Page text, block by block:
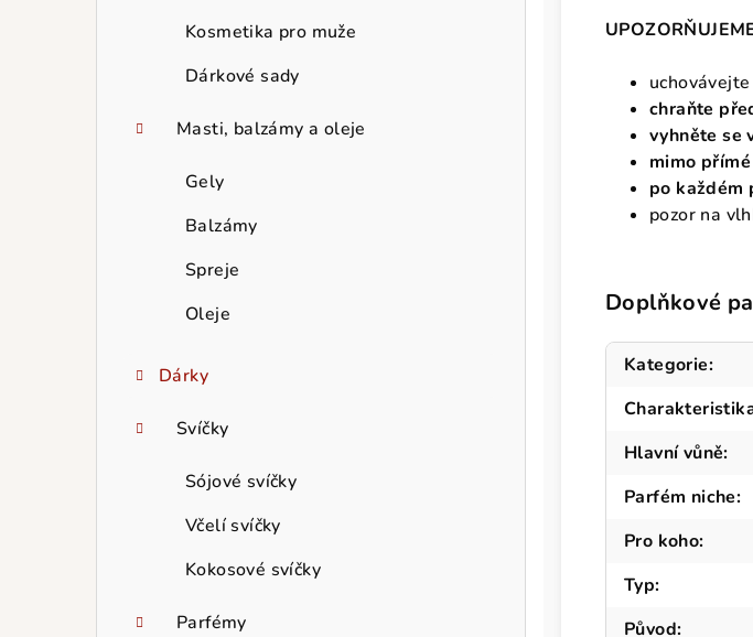
Kosmetika pro muže
Dárkové sady
Masti, balzámy a oleje
Gely
Balzámy
Spreje
Oleje
Dárky
Svíčky
Sójové svíčky
Včelí svíčky
Kokosové svíčky
Parfémy
uchovávejte
chraňte
vyhněte se
mimo
po každém
pozor na
Doplňkové
Kategorie:
Hlavní vůně:
Parfém niche:
Pro koho:
Typ:
Původ: